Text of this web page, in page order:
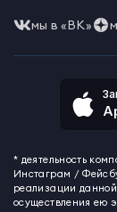
* деятельность
Инстаграм /
реализации
осуществления ею
Skillfactory
Talentsy
Fashion Factory
ProductStar
Бруноям
EDPRO
Level One
Маркетинг
Аналитика
Другие
Саморазвитие
Красота и
Для детей и
Психология
Часто
Политика
Избранные
Акции и скидки
Карта сайта
О проекте
Контакты
мы в «ВК»